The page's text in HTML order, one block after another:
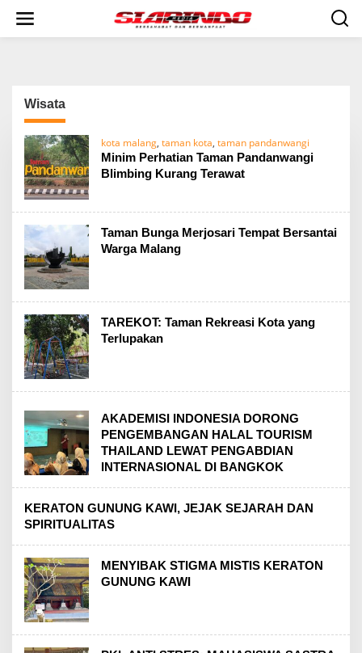
i
Wisata
kota malang, taman kota, taman pandanwangi
Minim Perhatian Taman Pandanwangi
Blimbing Kurang Terawat
Taman Bunga Merjosari Tempat Bersantai
Warga Malang
TAREKOT: Taman Rekreasi Kota yang
Terlupakan
AKADEMISI INDONESIA DORONG
PENGEMBANGAN HALAL TOURISM
THAILAND LEWAT PENGABDIAN
INTERNASIONAL DI BANGKOK
KERATON GUNUNG KAWI, JEJAK SEJARAH DAN
SPIRITUALITAS
MENYIBAK STIGMA MISTIS KERATON
GUNUNG KAWI